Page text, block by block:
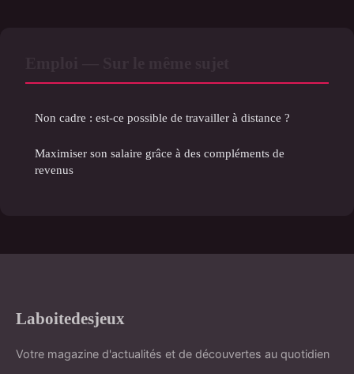
Non cadre : est-ce possible de travailler à distance ?
Maximiser son salaire grâce à des compléments de
revenus
Laboitedesjeux
Votre magazine d'actualités et de découvertes au quotidien